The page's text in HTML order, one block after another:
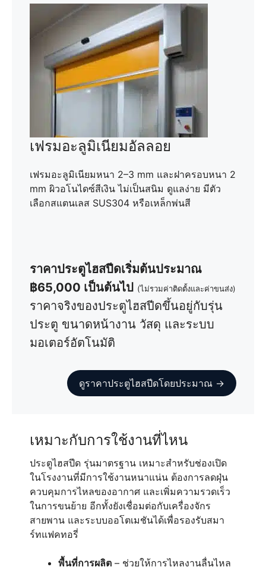
เฟรมอะลูมิเนียมอัลลอย
เฟรมอะลูมิเนียมหนา 2–3 mm และฝาครอบหนา 2
mm ผิวอโนไดซ์สีเงิน ไม่เป็นสนิม ดูแลง่าย มีตัว
เลือกสแตนเลส SUS304 หรือเหล็กพ่นสี
ราคาประตูไฮสปีดเริ่มต้นประมาณ
฿65,000 เป็นต้นไป (ไม่รวมค่าติดตั้งและค่าขนส่ง)
ราคาจริงของประตูไฮสปีดขึ้นอยู่กับรุ่น
ประตู ขนาดหน้างาน วัสดุ และระบบ
มอเตอร์อัตโนมัติ
ดูราคาประตูไฮสปีดโดยประมาณ →
เหมาะกับการใช้งานที่ไหน
ประตูไฮสปีด รุ่นมาตรฐาน เหมาะสำหรับช่องเปิด
ในโรงงานที่มีการใช้งานหนาแน่น ต้องการลดฝุ่น
ควบคุมการไหลของอากาศ และเพิ่มความรวดเร็ว
ในการขนย้าย อีกทั้งยังเชื่อมต่อกับเครื่องจักร
สายพาน และระบบออโตเมชันได้เพื่อรองรับสมา
ร์ทแฟคทอรี่
พื้นที่การผลิต – ช่วยให้การไหลงานลื่นไหล